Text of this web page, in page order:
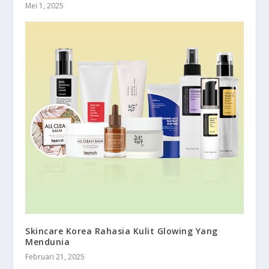
Mei 1, 2025
Skincare Korea Rahasia Kulit Glowing Yang
Mendunia
Februari 21, 2025